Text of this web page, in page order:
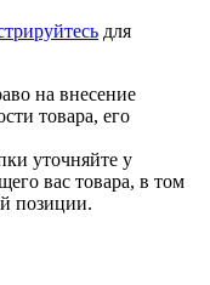
для
на внесение
товара, его
уточняйте у
вас товара, в том
позиции.